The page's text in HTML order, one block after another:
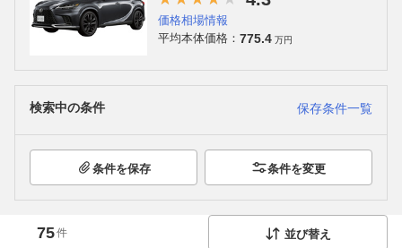
価格相場情報
平均本体価格： 775.4 万円
検索中の条件 保存条件一覧
条件を保存 条件を変更
75件 並び替え